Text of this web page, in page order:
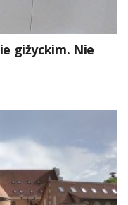
giżyckim. Nie